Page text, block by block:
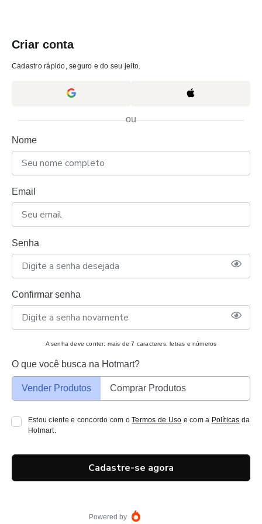
Criar conta
Cadastro rápido, seguro e do seu jeito.
ou
Nome
Email
Senha
Confirmar senha
A senha deve conter: mais de 7 caracteres, letras e números
O que você busca na Hotmart?
Vender Produtos Comprar Produtos
Estou ciente e concordo com oTermos de Uso e com a Políticas da
Hotmart.
Cadastre-se agora
Powered by